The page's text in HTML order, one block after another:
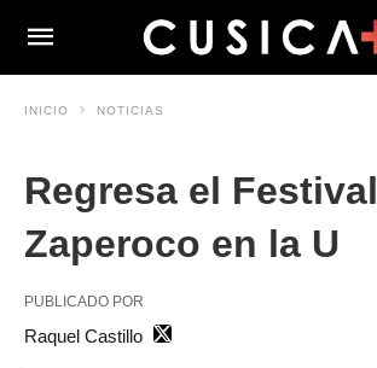
INICIO NOTICIAS
Regresa el Festival
Zaperoco en la U
PUBLICADO POR
Raquel Castillo